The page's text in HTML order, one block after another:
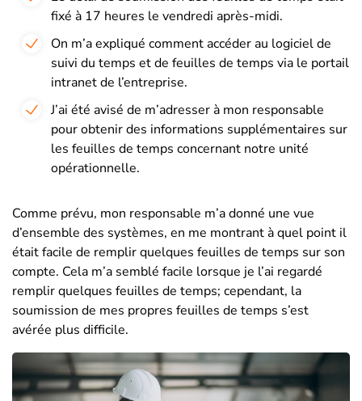
fixé à 17 heures le vendredi après-midi.
On m’a expliqué comment accéder au logiciel de
suivi du temps et de feuilles de temps via le portail
intranet de l’entreprise.
J’ai été avisé de m’adresser à mon responsable
pour obtenir des informations supplémentaires sur
les feuilles de temps concernant notre unité
opérationnelle.
Comme prévu, mon responsable m’a donné une vue
d’ensemble des systèmes, en me montrant à quel point il
était facile de remplir quelques feuilles de temps sur son
compte. Cela m’a semblé facile lorsque je l’ai regardé
remplir quelques feuilles de temps; cependant, la
soumission de mes propres feuilles de temps s’est
avérée plus difficile.